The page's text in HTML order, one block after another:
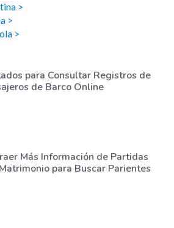
>
>
>
para Consultar Registros de
de Barco Online
Más Información de Partidas
para Buscar Parientes